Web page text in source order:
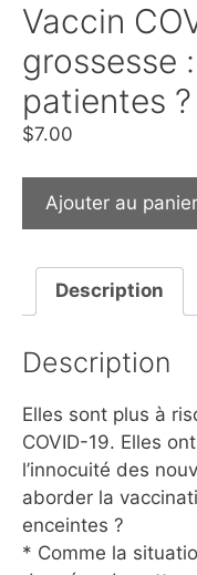
Vaccin
grossesse
patientes ?
$7.00
Ajouter au panier
Description
Description
Elles sont plus à
COVID-19. Elles
l’innocuité des
aborder la
enceintes ?
* Comme la